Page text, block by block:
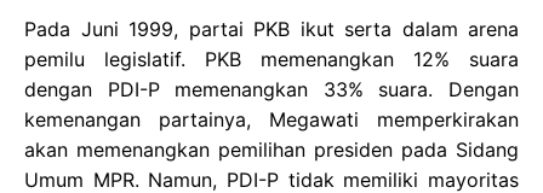
Pada Juni 1999, partai PKB ikut serta dalam arena
pemilu legislatif. PKB memenangkan 12% suara
dengan PDI-P memenangkan 33% suara. Dengan
kemenangan partainya, Megawati memperkirakan
akan memenangkan pemilihan presiden pada Sidang
Umum MPR. Namun, PDI-P tidak memiliki mayoritas